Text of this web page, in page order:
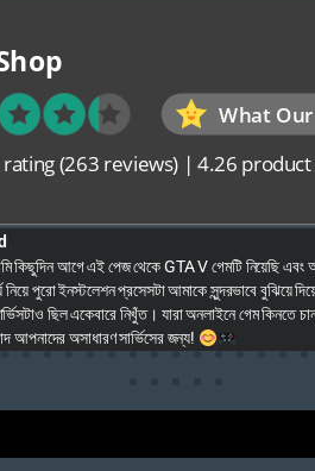
What
(263 reviews) |4.26
আগে এই পেজ থেকে GTA V গেমটি নিয়েছি এবং
নিয়ে পুরো ইনস্টলেশন প্রসেসটা আমাকে সুন্দরভাবে বুঝিয়ে
ছিল একেবারে নিখুঁত। যারা অনলাইনে গেম কিনতে
আপনাদের অসাধারণ সার্ভিসের জন্য!